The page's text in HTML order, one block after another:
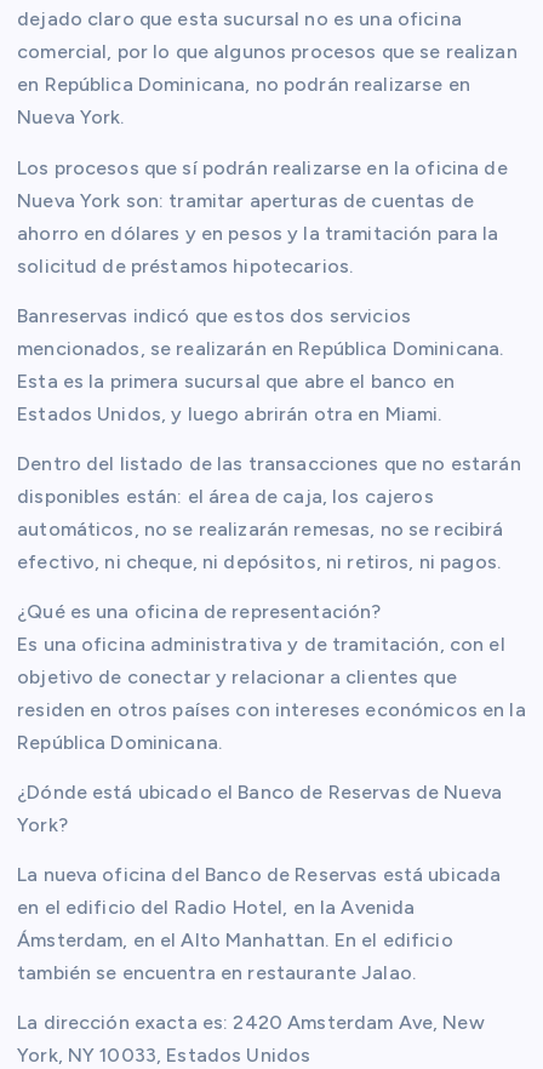
dejado claro que esta sucursal no es una oficina
comercial, por lo que algunos procesos que se realizan
en República Dominicana, no podrán realizarse en
Nueva York.
Los procesos que sí podrán realizarse en la oficina de
Nueva York son: tramitar aperturas de cuentas de
ahorro en dólares y en pesos y la tramitación para la
solicitud de préstamos hipotecarios.
Banreservas indicó que estos dos servicios
mencionados, se realizarán en República Dominicana.
Esta es la primera sucursal que abre el banco en
Estados Unidos, y luego abrirán otra en Miami.
Dentro del listado de las transacciones que no estarán
disponibles están: el área de caja, los cajeros
automáticos, no se realizarán remesas, no se recibirá
efectivo, ni cheque, ni depósitos, ni retiros, ni pagos.
¿Qué es una oficina de representación?
Es una oficina administrativa y de tramitación, con el
objetivo de conectar y relacionar a clientes que
residen en otros países con intereses económicos en la
República Dominicana.
¿Dónde está ubicado el Banco de Reservas de Nueva
York?
La nueva oficina del Banco de Reservas está ubicada
en el edificio del Radio Hotel, en la Avenida
Ámsterdam, en el Alto Manhattan. En el edificio
también se encuentra en restaurante Jalao.
La dirección exacta es: 2420 Amsterdam Ave, New
York, NY 10033, Estados Unidos